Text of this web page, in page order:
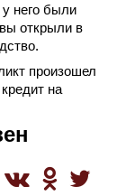
него были
открыли в
произошел
на